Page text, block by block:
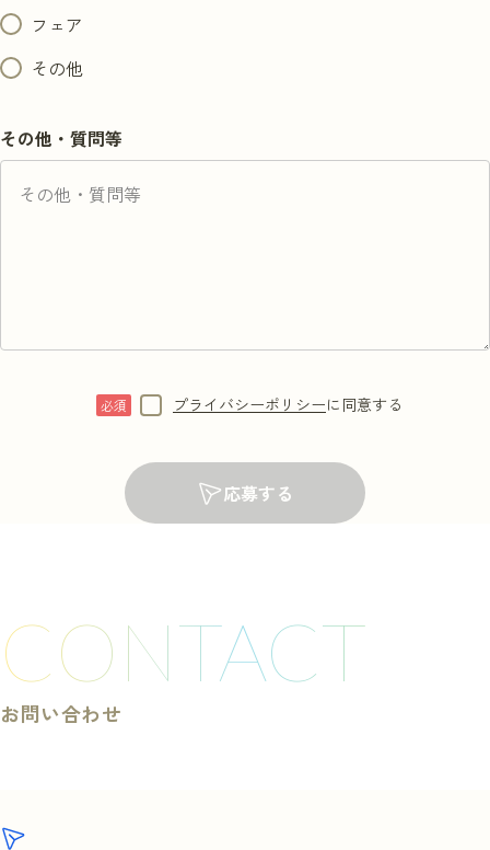
フェア
その他
その他・質問等
プライバシーポリシーに同意する
応募する
CONTACT
お問い合わせ